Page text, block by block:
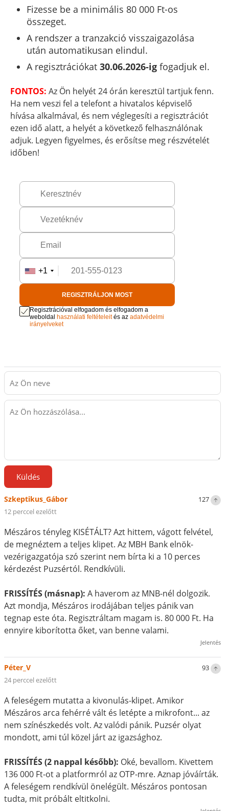
Fizesse be a minimális 80 000 Ft-os
összeget.
A rendszer a tranzakció visszaigazolása
után automatikusan elindul.
A regisztrációkat30.06.2026-igfogadjuk el.
FONTOS: Az Ön helyét 24 órán keresztül tartjuk fenn.
Ha nem veszi fel a telefont a hivatalos képviselő
hívása alkalmával, és nem véglegesíti a regisztrációt
ezen idő alatt, a helyét a következő felhasználónak
adjuk. Legyen figyelmes, és erősítse meg részvételét
időben!
+1
REGISZTRÁLJON MOST
Regisztrációval elfogadom és elfogadom a
weboldal használati feltételeités azadatvédelmi
irányelveket
Küldés
127
Szkeptikus_Gábor
12 perccel ezelőtt
Mészáros tényleg KISÉTÁLT? Azt hittem, vágott felvétel,
de megnéztem a teljes klipet. Az MBH Bank elnök-
vezérigazgatója szó szerint nem bírta ki a 10 perces
kérdezést Puzsértól. Rendkívüli.
FRISSÍTÉS (másnap): A haverom az MNB-nél dolgozik.
Azt mondja, Mészáros irodájában teljes pánik van
tegnap este óta. Regisztráltam magam is. 80 000 Ft. Ha
ennyire kiborította őket, van benne valami.
Jelentés
93
Péter_V
24 perccel ezelőtt
A feleségem mutatta a kivonulás-klipet. Amikor
Mészáros arca fehérré vált és letépte a mikrofont... az
nem színészkedés volt. Az valódi pánik. Puzsér olyat
mondott, ami túl közel járt az igazsághoz.
FRISSÍTÉS (2 nappal később): Oké, bevallom. Kivettem
136 000 Ft-ot a platformról az OTP-mre. Aznap jóváírták.
A feleségem rendkívül önelégült. Mészáros pontosan
tudta, mit próbált eltitkolni.